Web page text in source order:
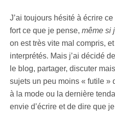
J’ai toujours hésité à écrire
fort ce que je pense, même si
on est très vite mal compris,
interprétés. Mais j’ai décidé
le blog, partager, discuter
sujets un peu moins « futile »
à la mode ou la dernière
envie d’écrire et de dire que